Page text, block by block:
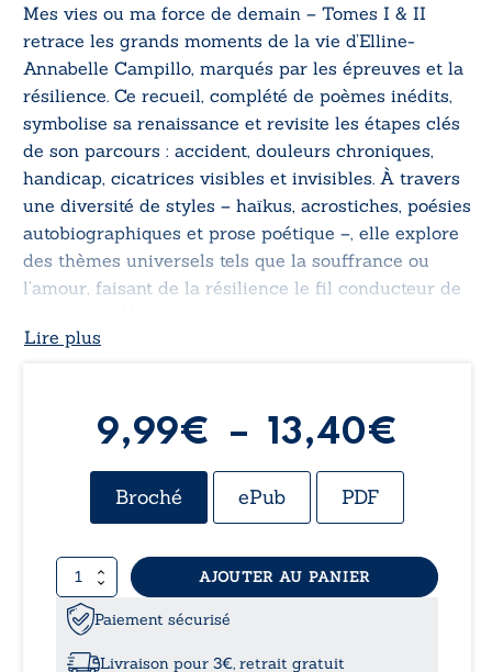
Mes vies ou ma force de demain – Tomes I & II
retrace les grands moments de la vie d’Elline-
Annabelle Campillo, marqués par les épreuves et la
résilience. Ce recueil, complété de poèmes inédits,
symbolise sa renaissance et revisite les étapes clés
de son parcours : accident, douleurs chroniques,
handicap, cicatrices visibles et invisibles. À travers
une diversité de styles – haïkus, acrostiches, poésies
autobiographiques et prose poétique –, elle explore
des thèmes universels tels que la souffrance ou
l’amour, faisant de la résilience le fil conducteur de
devient un pas vers la lumière.
Lire plus
9,99€ – 13,40€
de
Broché ePub PDF
quantité
de
Mes
vies
ou
AJOUTER AU PANIER
Paiement sécurisé
Livraison pour 3€, retrait gratuit